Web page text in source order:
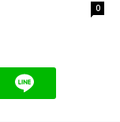
0